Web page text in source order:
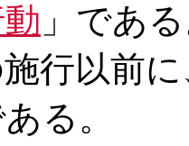
」であ
行以前
る。